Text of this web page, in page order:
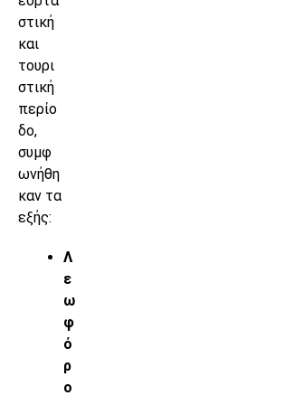
στική
και
τουρι
στική
περίο
δο,
συμφ
ωνήθη
καν τα
εξής:
Λ
ε
ω
φ
ό
ρ
ο